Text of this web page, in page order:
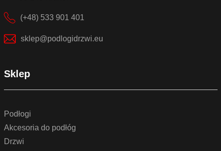
(+48) 533 901 401
sklep@podlogidrzwi.eu
Sklep
Podłogi
Akcesoria do podłóg
Drzwi